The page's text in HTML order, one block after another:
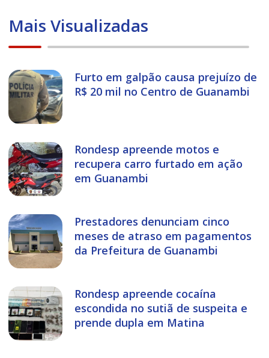
Mais Visualizadas
Furto em galpão causa prejuízo de
R$ 20 mil no Centro de Guanambi
Rondesp apreende motos e
recupera carro furtado em ação
em Guanambi
Prestadores denunciam cinco
meses de atraso em pagamentos
da Prefeitura de Guanambi
Rondesp apreende cocaína
escondida no sutiã de suspeita e
prende dupla em Matina